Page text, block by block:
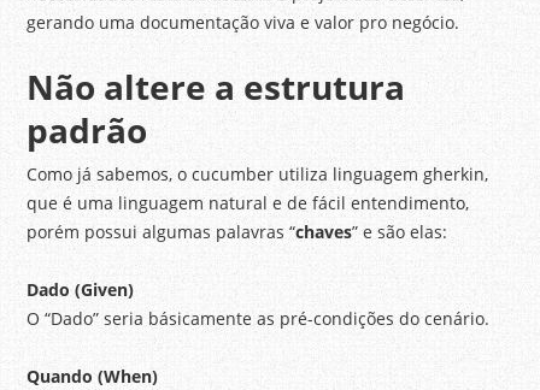
gerando uma documentação viva e valor pro negócio.
Não altere a estrutura
padrão
Como já sabemos, o cucumber utiliza linguagem gherkin,
que é uma linguagem natural e de fácil entendimento,
porém possui algumas palavras “chaves” e são elas:
Dado (Given)
O “Dado” seria básicamente as pré-condições do cenário.
Quando (When)